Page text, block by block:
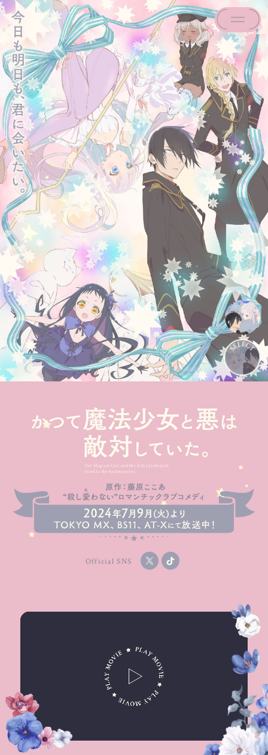
Official SNS